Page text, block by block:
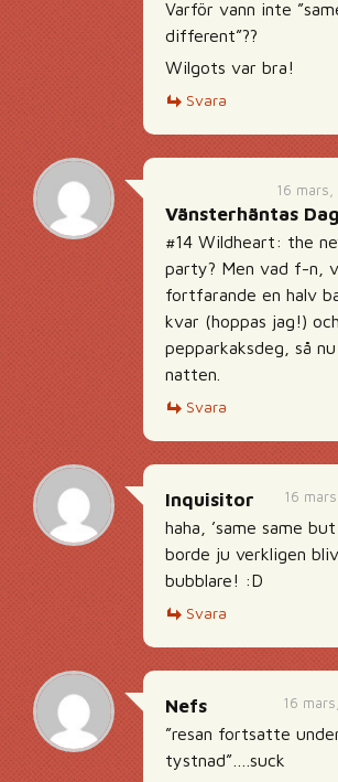
Varför vann inte
different”??
Wilgots var bra!
Svara
16
Vänsterhäntas Dag
#14 Wildheart: the
party? Men vad f-n,
fortfarande en halv
kvar (hoppas jag!)
pepparkaksdeg, så
natten.
Svara
16
Inquisitor
haha, ’same same
borde ju verkligen
bubblare! :D
Svara
16
Nefs
”resan fortsatte
tystnad”….suck